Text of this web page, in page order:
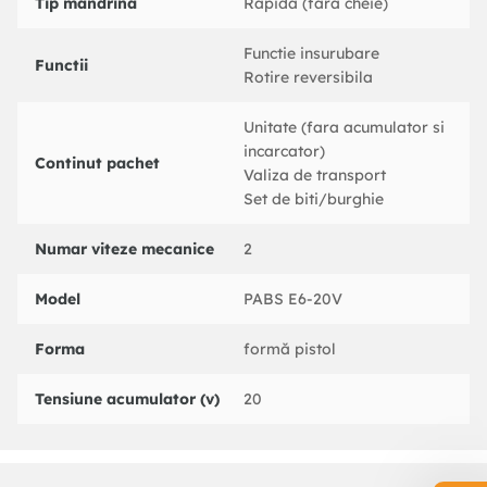
Functii
Functie insurubare
Rotire reversibila
Continut pachet
Unitate (fara acumulator si
incarcator)
Valiza de transport
Set de biti/burghie
Numar viteze mecanice 2
Model PABS E6-20V
Forma formă pistol
Tensiune acumulator (v) 20